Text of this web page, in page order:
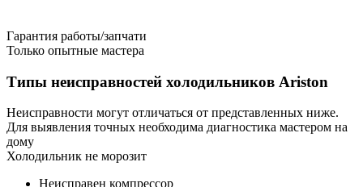
Гарантия работы/запчати
Только опытные мастера
Типы неисправностей холодильников Ariston
Неисправности могут отличаться от представленных ниже.
Для выявления точных необходима диагностика мастером на
дому
Холодильник не морозит
Неисправен компрессор